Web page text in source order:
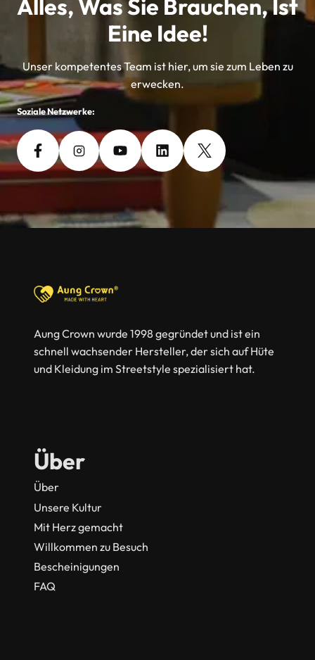
Alles, Was Sie Brauchen, Ist
Eine Idee!
Unser kompetentes Team ist hier, um sie zum Leben zu
erwecken.
Soziale Netzwerke:
Aung Crown wurde 1998 gegründet und ist ein
schnell wachsender Hersteller, der sich auf Hüte
und Kleidung im Streetstyle spezialisiert hat.
Über
Über
Unsere Kultur
Mit Herz gemacht
Willkommen zu Besuch
Bescheinigungen
FAQ